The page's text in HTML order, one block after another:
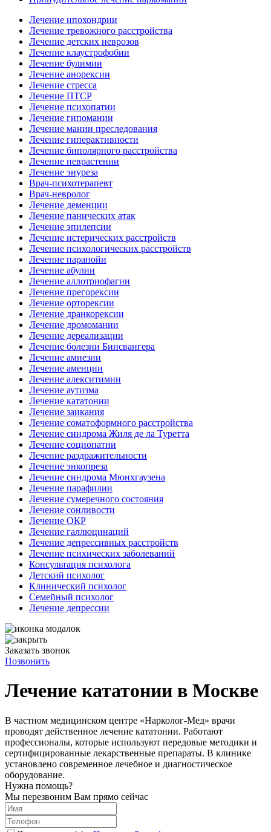
Лечение ипохондрии
Лечение тревожного расстройства
Лечение детских неврозов
Лечение клаустрофобии
Лечение булимии
Лечение анорексии
Лечение стресса
Лечение ПТСР
Лечение психопатии
Лечение гипомании
Лечение мании преследования
Лечение гиперактивности
Лечение биполярного расстройства
Лечение неврастении
Лечение энуреза
Врач-психотерапевт
Врач-невролог
Лечение деменции
Лечение панических атак
Лечение эпилепсии
Лечение истерических расстройств
Лечение психологических расстройств
Лечение паранойи
Лечение абулии
Лечение аллотриофагии
Лечение прегорексии
Лечение орторексии
Лечение дранкорексии
Лечение дромомании
Лечение дереализации
Лечение болезни Бинсвангера
Лечение амнезии
Лечение аменции
Лечение алекситимии
Лечение аутизма
Лечение кататонии
Лечение заикания
Лечение соматоформного расстройства
Лечение синдрома Жиля де ла Туретта
Лечение социопатии
Лечение раздражительности
Лечение энкопреза
Лечение синдрома Мюнхгаузена
Лечение парафилии
Лечение сумеречного состояния
Лечение сонливости
Лечение ОКР
Лечение галлюцинаций
Лечение депрессивных расстройств
Лечение психических заболеваний
Консультация психолога
Детский психолог
Клинический психолог
Семейный психолог
Лечение депрессии
Заказать звонок
Позвонить
Лечение кататонии в Москве
В частном медицинском центре «Нарколог-Мед» врачи
проводят действенное лечение кататонии. Работают
профессионалы, которые используют передовые методики и
сертифицированные лекарственные препараты. В клинике
установлено современное лечебное и диагностическое
оборудование.
Нужна помощь?
Мы перезвоним Вам прямо сейчас